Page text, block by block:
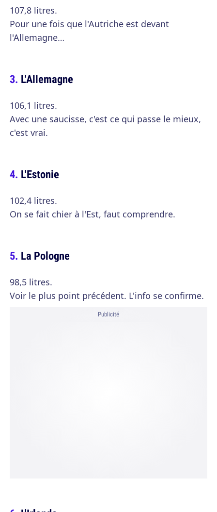
107,8 litres.
Pour une fois que l'Autriche est devant
l'Allemagne…
L'Allemagne
106,1 litres.
Avec une saucisse, c'est ce qui passe le mieux,
c'est vrai.
L'Estonie
102,4 litres.
On se fait chier à l'Est, faut comprendre.
La Pologne
98,5 litres.
Voir le plus point précédent. L'info se confirme.
Publicité